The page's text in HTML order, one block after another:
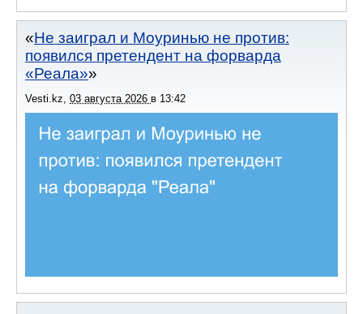
Не заиграл и Моуринью не против:
появился претендент на форварда
«Реала»
Vesti.kz, 03 августа 2026 в 13:42